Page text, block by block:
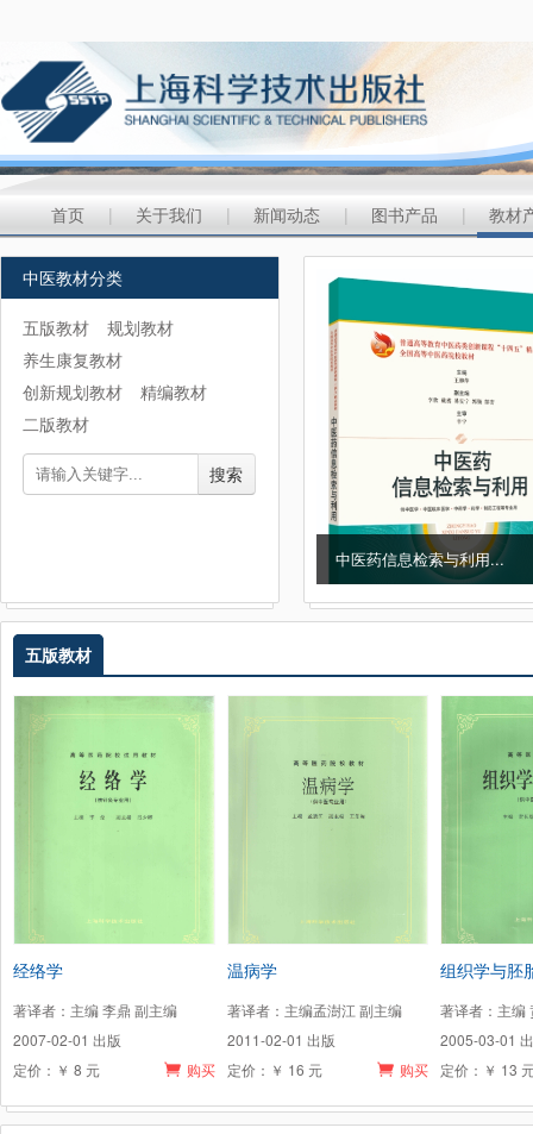
首页 | 关于我们 | 新闻动态 | 图书产品 | 教材
中医教材分类
五版教材
规划教材
养生康复教材
创新规划教材
精编教材
二版教材
搜索
中医药信息检索与利用...
五版教材
经络学
著译者：主编 李鼎 副主编
2007-02-01 出版
购买
定价：￥ 8 元
温病学
著译者：主编孟澍江 副主编
2011-02-01 出版
购买
定价：￥ 16 元
组织学与胚
著译者：主编
2005-03-01
定价：￥ 13